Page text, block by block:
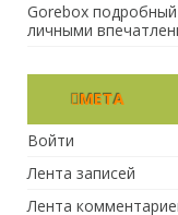
Gorebox
личными
МЕТА
Войти
Лента записей
Лента